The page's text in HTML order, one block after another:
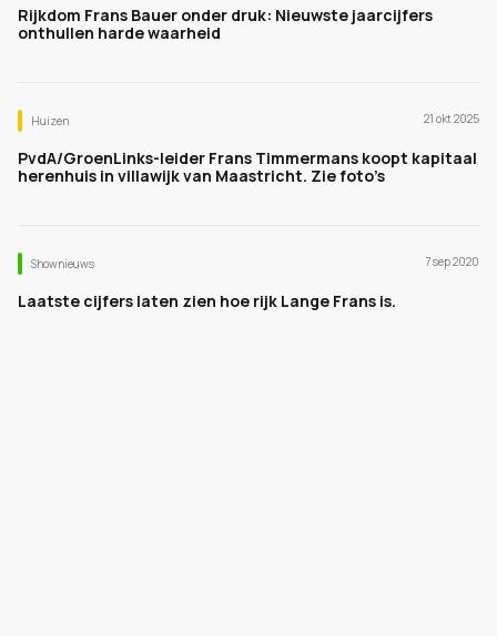
Rijkdom Frans Bauer onder druk: Nieuwste jaarcijfers
onthullen harde waarheid
Huizen 21 okt 2025
PvdA/GroenLinks-leider Frans Timmermans koopt kapitaal
herenhuis in villawijk van Maastricht. Zie foto’s
Shownieuws 7 sep 2020
Laatste cijfers laten zien hoe rijk Lange Frans is.